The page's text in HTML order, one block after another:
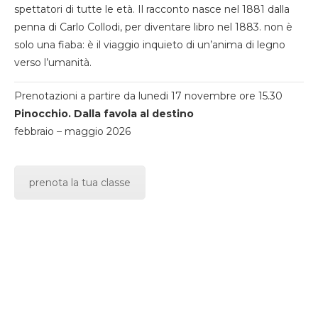
spettatori di tutte le età. Il racconto nasce nel 1881 dalla
penna di Carlo Collodi, per diventare libro nel 1883. non è
solo una fiaba: è il viaggio inquieto di un’anima di legno
verso l’umanità.
Prenotazioni a partire da lunedi 17 novembre ore 15.30
Pinocchio. Dalla favola al destino
febbraio – maggio 2026
prenota la tua classe